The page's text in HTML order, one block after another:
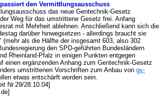
den Vermittlungsausschuss
das neue Gentechnik-Gesetz
Weg für das umstrittene Gesetz frei. Anfang
mit Mehrheit ablehnen. Anschließend kann sich die
darüber hinwegsetzen - allerdings braucht sie
(mehr als die Hälfte der insgesamt 603, also 302
den SPD-geführten Bundesländern
Rheinland-Pfalz in einigen Punkten entgegen
einen ergänzenden Anhang zum Gentechnik-Gesetz
umstrittenen Vorschriften zum Anbau von gv-
etwas entschärft worden sein.
Nr.29/28.10.04]